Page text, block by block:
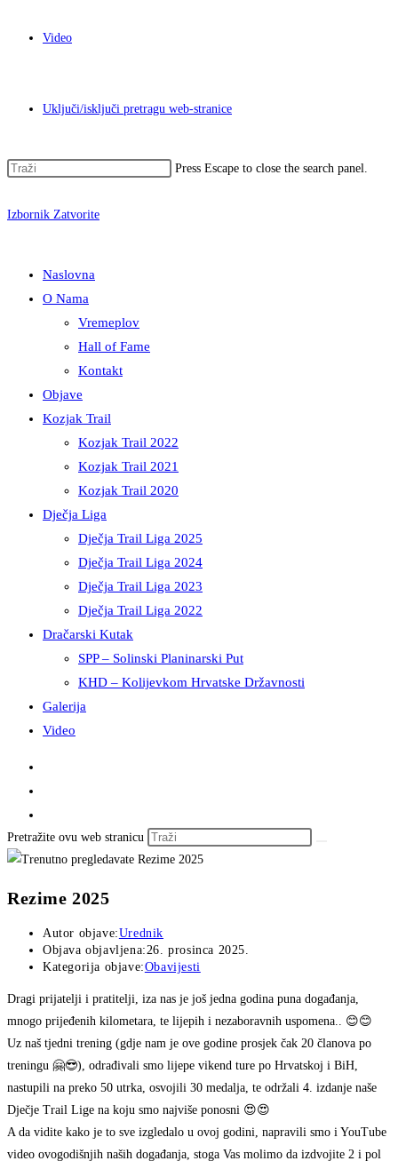
Video
Uključi/isključi pretragu web-stranice
Press Escape to close the search panel.
Izbornik Zatvorite
Naslovna
O Nama
Vremeplov
Hall of Fame
Kontakt
Objave
Kozjak Trail
Kozjak Trail 2022
Kozjak Trail 2021
Kozjak Trail 2020
Dječja Liga
Dječja Trail Liga 2025
Dječja Trail Liga 2024
Dječja Trail Liga 2023
Dječja Trail Liga 2022
Dračarski Kutak
SPP – Solinski Planinarski Put
KHD – Kolijevkom Hrvatske Državnosti
Galerija
Video
Pretražite ovu web stranicu
Rezime 2025
Autor objave:Urednik
Objava objavljena:26. prosinca 2025.
Kategorija objave:Obavijesti
Dragi prijatelji i pratitelji, iza nas je još jedna godina puna događanja,
mnogo prijeđenih kilometara, te lijepih i nezaboravnih uspomena.. 😊😊
Uz naš tjedni trening (gdje nam je ove godine prosjek čak 20 članova po
treningu 🤗😎), odrađivali smo lijepe vikend ture po Hrvatskoj i BiH,
nastupili na preko 50 utrka, osvojili 30 medalja, te održali 4. izdanje naše
Dječje Trail Lige na koju smo najviše ponosni 😍😍
A da vidite kako je to sve izgledalo u ovoj godini, napravili smo i YouTube
video ovogodišnjih naših događanja, stoga Vas molimo da izdvojite 2 i pol